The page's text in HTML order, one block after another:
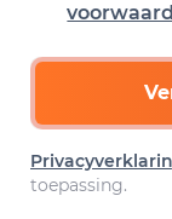
toepassing.